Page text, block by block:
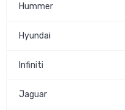
Hummer
Hyundai
Infiniti
Jaguar